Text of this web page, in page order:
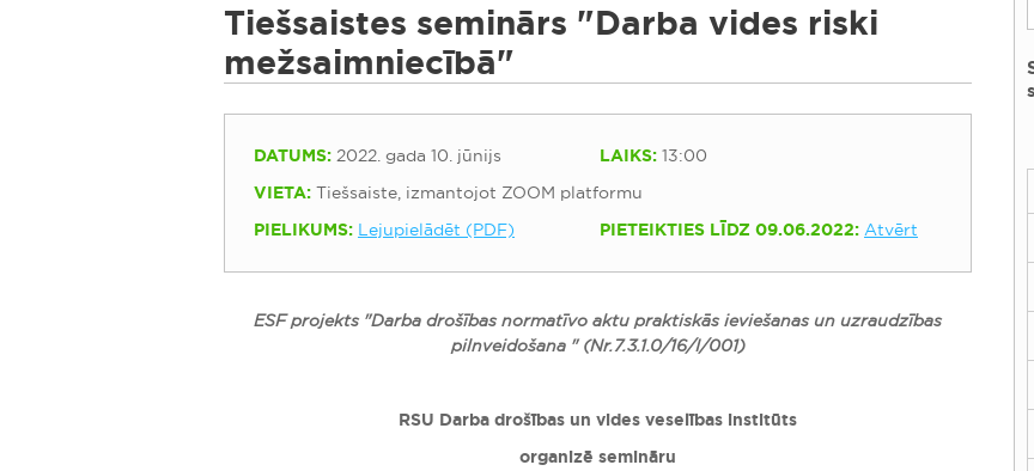
Tiešsaistes seminārs "Darba vides riski
mežsaimniecībā"
DATUMS: 2022. gada 10. jūnijs LAIKS: 13:00
VIETA: Tiešsaiste, izmantojot ZOOM platformu
PIELIKUMS: Lejupielādēt (PDF) PIETEIKTIES LĪDZ 09.06.2022: Atvērt
ESF projekts "Darba drošības normatīvo aktu praktiskās ieviešanas un uzraudzības
pilnveidošana " (Nr.7.3.1.0/16/I/001)
RSU Darba drošības un vides veselības institūts
organizē semināru